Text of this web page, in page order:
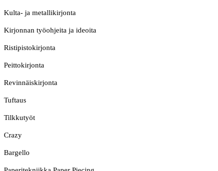
Kulta- ja metallikirjonta
Kirjonnan työohjeita ja ideoita
Ristipistokirjonta
Peittokirjonta
Revinnäiskirjonta
Tuftaus
Tilkkutyöt
Crazy
Bargello